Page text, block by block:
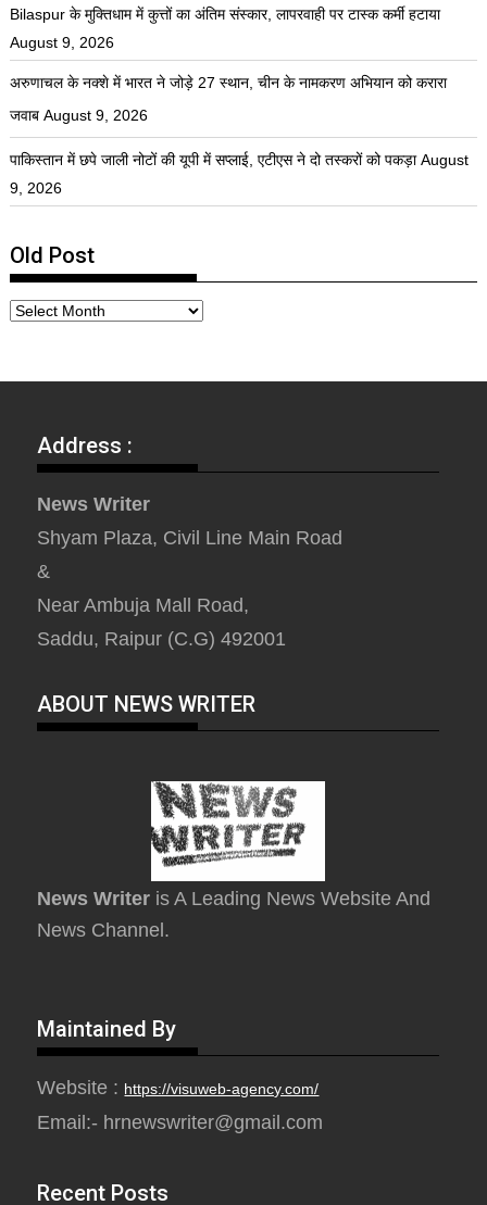
Bilaspur के मुक्तिधाम में कुत्तों का अंतिम संस्कार, लापरवाही पर टास्क कर्मी हटाया
August 9, 2026
अरुणाचल के नक्शे में भारत ने जोड़े 27 स्थान, चीन के नामकरण अभियान को करारा
जवाब August 9, 2026
पाकिस्तान में छपे जाली नोटों की यूपी में सप्लाई, एटीएस ने दो तस्करों को पकड़ा August
9, 2026
Old Post
Address :
News Writer
Shyam Plaza, Civil Line Main Road
&
Near Ambuja Mall Road,
Saddu, Raipur (C.G) 492001
ABOUT NEWS WRITER
News Writer is A Leading News Website And
News Channel.
Maintained By
Website : https://visuweb-agency.com/
Email:- hrnewswriter@gmail.com
Recent Posts